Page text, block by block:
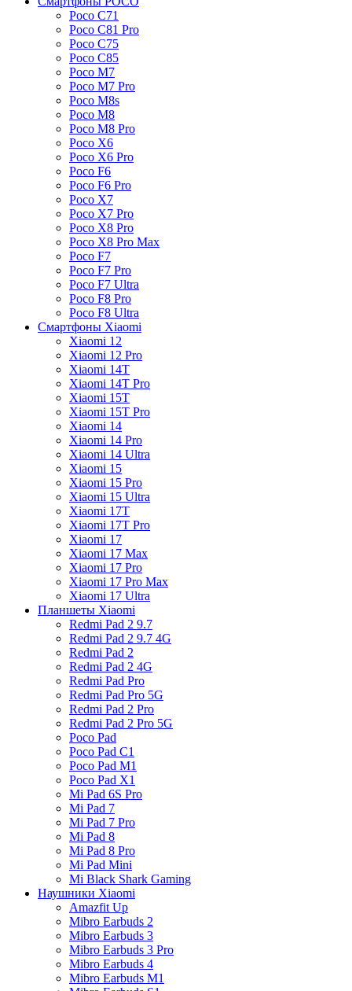
Poco C71
Poco C81 Pro
Poco C75
Poco C85
Poco M7
Poco M7 Pro
Poco M8s
Poco M8
Poco M8 Pro
Poco X6
Poco X6 Pro
Poco F6
Poco F6 Pro
Poco X7
Poco X7 Pro
Poco X8 Pro
Poco X8 Pro Max
Poco F7
Poco F7 Pro
Poco F7 Ultra
Poco F8 Pro
Poco F8 Ultra
Смартфоны Xiaomi
Xiaomi 12
Xiaomi 12 Pro
Xiaomi 14T
Xiaomi 14T Pro
Xiaomi 15T
Xiaomi 15T Pro
Xiaomi 14
Xiaomi 14 Pro
Xiaomi 14 Ultra
Xiaomi 15
Xiaomi 15 Pro
Xiaomi 15 Ultra
Xiaomi 17T
Xiaomi 17T Pro
Xiaomi 17
Xiaomi 17 Max
Xiaomi 17 Pro
Xiaomi 17 Pro Max
Xiaomi 17 Ultra
Планшеты Xiaomi
Redmi Pad 2 9.7
Redmi Pad 2 9.7 4G
Redmi Pad 2
Redmi Pad 2 4G
Redmi Pad Pro
Redmi Pad Pro 5G
Redmi Pad 2 Pro
Redmi Pad 2 Pro 5G
Poco Pad
Poco Pad C1
Poco Pad M1
Poco Pad X1
Mi Pad 6S Pro
Mi Pad 7
Mi Pad 7 Pro
Mi Pad 8
Mi Pad 8 Pro
Mi Pad Mini
Mi Black Shark Gaming
Наушники Xiaomi
Amazfit Up
Mibro Earbuds 2
Mibro Earbuds 3
Mibro Earbuds 3 Pro
Mibro Earbuds 4
Mibro Earbuds M1